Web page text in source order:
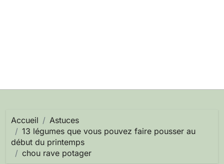
Accueil
Astuces
13 légumes que vous pouvez faire pousser au
début du printemps
chou rave potager